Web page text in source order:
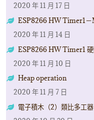
2020 年 11 月 17 日
ESP8266 HW Timer1
2020 年 11 月 14 日
ESP8266 HW Timer1
2020 年 11 月 10 日
Heap operation
2020 年 11 月 7 日
電子積木（2）類比多工器